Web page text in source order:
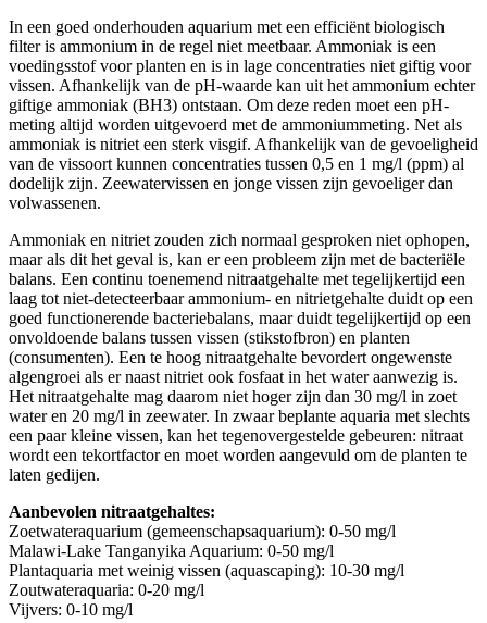
In een goed onderhouden aquarium met een efficiënt biologisch
filter is ammonium in de regel niet meetbaar. Ammoniak is een
voedingsstof voor planten en is in lage concentraties niet giftig voor
vissen. Afhankelijk van de pH-waarde kan uit het ammonium echter
giftige ammoniak (BH3) ontstaan. Om deze reden moet een pH-
meting altijd worden uitgevoerd met de ammoniummeting. Net als
ammoniak is nitriet een sterk visgif. Afhankelijk van de gevoeligheid
van de vissoort kunnen concentraties tussen 0,5 en 1 mg/l (ppm) al
dodelijk zijn. Zeewatervissen en jonge vissen zijn gevoeliger dan
volwassenen.
Ammoniak en nitriet zouden zich normaal gesproken niet ophopen,
maar als dit het geval is, kan er een probleem zijn met de bacteriële
balans. Een continu toenemend nitraatgehalte met tegelijkertijd een
laag tot niet-detecteerbaar ammonium- en nitrietgehalte duidt op een
goed functionerende bacteriebalans, maar duidt tegelijkertijd op een
onvoldoende balans tussen vissen (stikstofbron) en planten
(consumenten). Een te hoog nitraatgehalte bevordert ongewenste
algengroei als er naast nitriet ook fosfaat in het water aanwezig is.
Het nitraatgehalte mag daarom niet hoger zijn dan 30 mg/l in zoet
water en 20 mg/l in zeewater. In zwaar beplante aquaria met slechts
een paar kleine vissen, kan het tegenovergestelde gebeuren: nitraat
wordt een tekortfactor en moet worden aangevuld om de planten te
laten gedijen.
Aanbevolen nitraatgehaltes:
Zoetwateraquarium (gemeenschapsaquarium): 0-50 mg/l
Malawi-Lake Tanganyika Aquarium: 0-50 mg/l
Plantaquaria met weinig vissen (aquascaping): 10-30 mg/l
Zoutwateraquaria: 0-20 mg/l
Vijvers: 0-10 mg/l